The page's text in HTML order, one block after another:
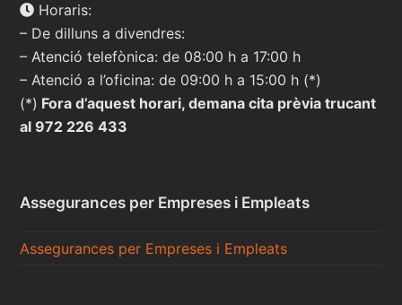
Horaris:
– De dilluns a divendres:
– Atenció telefònica: de 08:00 h a 17:00 h
– Atenció a l’oficina: de 09:00 h a 15:00 h (*)
(*) Fora d’aquest horari, demana cita prèvia trucant
al 972 226 433
Assegurances per Empreses i Empleats
Assegurances per Empreses i Empleats